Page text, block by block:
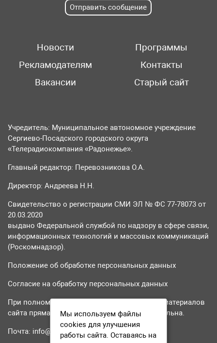
Отправить сообщение
Новости
Программы
Рекламодателям
Контакты
Вакансии
Старый сайт
Учредитель: Муниципальное автономное учреждение
Сергиево-Посадского городского округа
«Телерадиокомпания «Радонежье».
Главный редактор: Перевозникова О.А.
Директор: Андреева Н.Н.
Свидетельство о регистрации СМИ ЭЛ № ФС 77-78073 от
20.03.2020
выдано Федеральной службой по надзору в сфере связи,
информационных технологий и массовых коммуникаций
(Роскомнадзор).
Положение об обработке персональных данных
Согласие на обработку персональных данных
При полном или частичном использовании материалов
сайта прямая гиперссылка на tvr24.tv обязательна.
Почта: info@tvr24.tv
Мы используем файлы
cookies для улучшения
работы сайта. Оставаясь на